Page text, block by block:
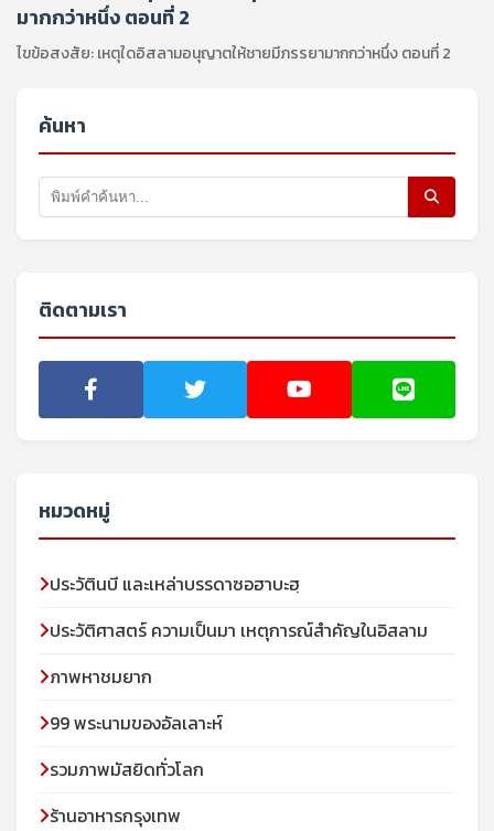
มากกว่าหนึ่ง ตอนที่ 2
ไขข้อสงสัย: เหตุใดอิสลามอนุญาตให้ชายมีภรรยามากกว่าหนึ่ง ตอนที่ 2
ค้นหา
ติดตามเรา
หมวดหมู่
ประวัตินบี และเหล่าบรรดาซอฮาบะฮฺ
ประวัติศาสตร์ ความเป็นมา เหตุการณ์สำคัญในอิสลาม
ภาพหาชมยาก
99 พระนามของอัลเลาะห์
รวมภาพมัสยิดทั่วโลก
ร้านอาหารกรุงเทพ